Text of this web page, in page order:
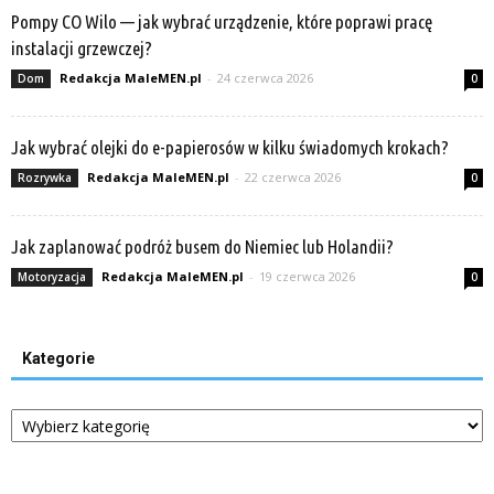
Pompy CO Wilo — jak wybrać urządzenie, które poprawi pracę
instalacji grzewczej?
Dom Redakcja MaleMEN.pl - 24 czerwca 2026 0
Jak wybrać olejki do e-papierosów w kilku świadomych krokach?
Rozrywka Redakcja MaleMEN.pl - 22 czerwca 2026 0
Jak zaplanować podróż busem do Niemiec lub Holandii?
Motoryzacja Redakcja MaleMEN.pl - 19 czerwca 2026 0
Kategorie
Kategorie